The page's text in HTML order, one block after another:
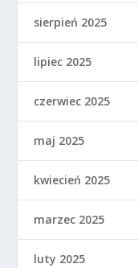
sierpień 2025
lipiec 2025
czerwiec 2025
maj 2025
kwiecień 2025
marzec 2025
luty 2025